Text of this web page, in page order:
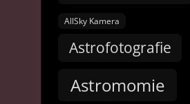
AllSky Kamera
Astrofotografie
Astromomie